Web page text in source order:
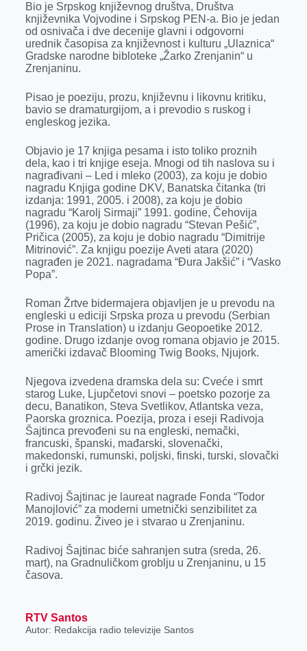
Bio je Srpskog književnog društva, Društva
književnika Vojvodine i Srpskog PEN-a. Bio je jedan
od osnivača i dve decenije glavni i odgovorni
urednik časopisa za književnost i kulturu „Ulaznica“
Gradske narodne bibloteke „Žarko Zrenjanin“ u
Zrenjaninu.
Pisao je poeziju, prozu, književnu i likovnu kritiku,
bavio se dramaturgijom, a i prevodio s ruskog i
engleskog jezika.
Objavio je 17 knjiga pesama i isto toliko proznih
dela, kao i tri knjige eseja. Mnogi od tih naslova su i
nagrađivani – Led i mleko (2003), za koju je dobio
nagradu Knjiga godine DKV, Banatska čitanka (tri
izdanja: 1991, 2005. i 2008), za koju je dobio
nagradu “Karolj Sirmaji” 1991. godine, Čehovija
(1996), za koju je dobio nagradu “Stevan Pešić”,
Pričica (2005), za koju je dobio nagradu “Dimitrije
Mitrinović”. Za knjigu poezije Aveti atara (2020)
nagrađen je 2021. nagradama “Đura Jakšić” i “Vasko
Popa”.
Roman Žrtve bidermajera objavljen je u prevodu na
engleski u ediciji Srpska proza u prevodu (Serbian
Prose in Translation) u izdanju Geopoetike 2012.
godine. Drugo izdanje ovog romana objavio je 2015.
američki izdavač Blooming Twig Books, Njujork.
Njegova izvedena dramska dela su: Cveće i smrt
starog Luke, Ljupčetovi snovi – poetsko pozorje za
decu, Banatikon, Steva Svetlikov, Atlantska veza,
Paorska groznica. Poezija, proza i eseji Radivoja
Šajtinca prevođeni su na engleski, nemački,
francuski, španski, mađarski, slovenački,
makedonski, rumunski, poljski, finski, turski, slovački
i grčki jezik.
Radivoj Šajtinac je laureat nagrade Fonda “Todor
Manojlović” za moderni umetnički senzibilitet za
2019. godinu. Živeo je i stvarao u Zrenjaninu.
Radivoj Šajtinac biće sahranjen sutra (sreda, 26.
mart), na Gradnuličkom groblju u Zrenjaninu, u 15
časova.
RTV Santos
Autor: Redakcija radio televizije Santos